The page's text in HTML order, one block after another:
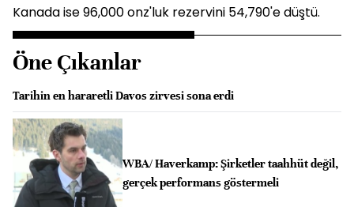
Kanada ise 96,000 onz'luk rezervini 54,790'e düştü.
Öne Çıkanlar
Tarihin en hararetli Davos zirvesi sona erdi
WBA/ Haverkamp: Şirketler taahhüt değil,
gerçek performans göstermeli